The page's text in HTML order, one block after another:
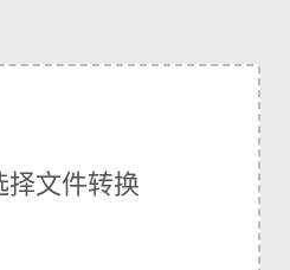
择文件转换